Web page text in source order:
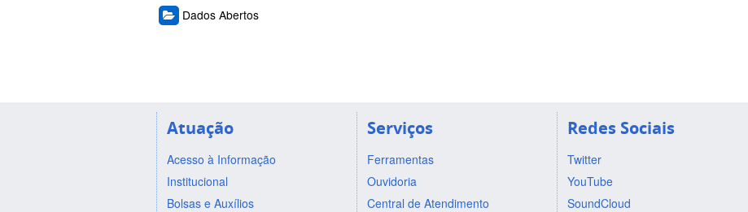
Dados Abertos
Atuação
Acesso à Informação
Institucional
Bolsas e Auxílios
Serviços
Ferramentas
Ouvidoria
Central de Atendimento
Redes Sociais
Twitter
YouTube
SoundCloud